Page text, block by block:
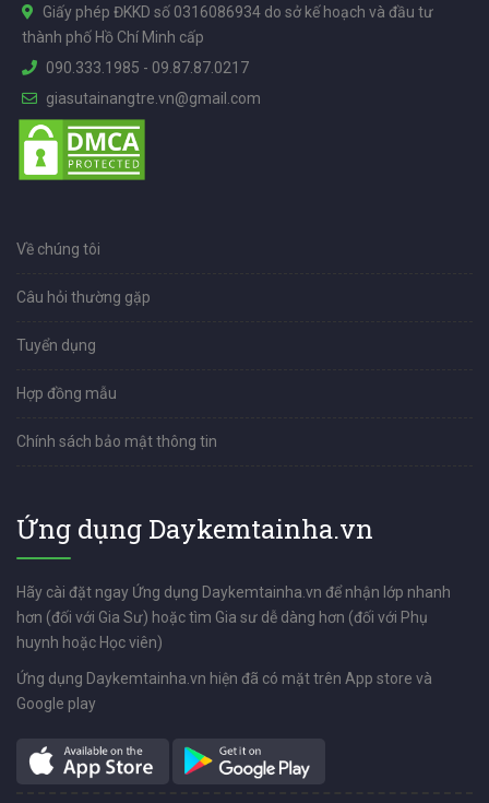
Giấy phép ĐKKD số 0316086934 do sở kế hoạch và đầu tư
thành phố Hồ Chí Minh cấp
090.333.1985 - 09.87.87.0217
giasutainangtre.vn@gmail.com
Về chúng tôi
Câu hỏi thường gặp
Tuyển dụng
Hợp đồng mẫu
Chính sách bảo mật thông tin
Ứng dụng Daykemtainha.vn
Hãy cài đặt ngay Ứng dụng Daykemtainha.vn để nhận lớp nhanh
hơn (đối với Gia Sư) hoặc tìm Gia sư dễ dàng hơn (đối với Phụ
huynh hoặc Học viên)
Ứng dụng Daykemtainha.vn hiện đã có mặt trên App store và
Google play